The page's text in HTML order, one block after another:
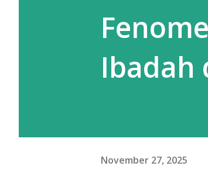
Ibadah
November 27, 2025